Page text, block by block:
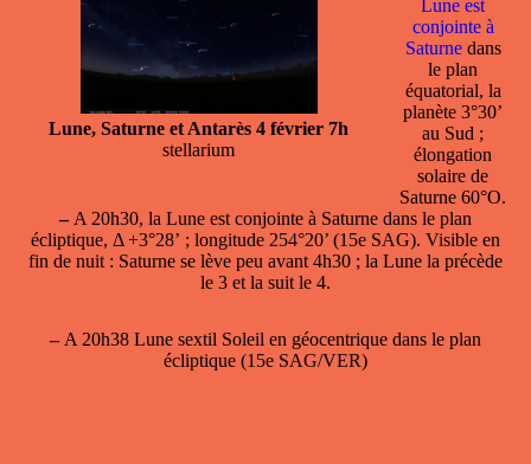
Lune, Saturne et Antarès 4 février 7h
stellarium
Lune est
conjointe à
Saturne dans
le plan
équatorial, la
planète 3°30’
au Sud ;
élongation
solaire de
Saturne 60°O.
–A 20h30, la Lune est conjointe à Saturne dans le plan
écliptique, Δ +3°28’ ; longitude 254°20’ (15e SAG). Visible en
fin de nuit : Saturne se lève peu avant 4h30 ; la Lune la précède
le 3 et la suit le 4.
–A 20h38 Lune sextil Soleil en géocentrique dans le plan
écliptique (15e SAG/VER)